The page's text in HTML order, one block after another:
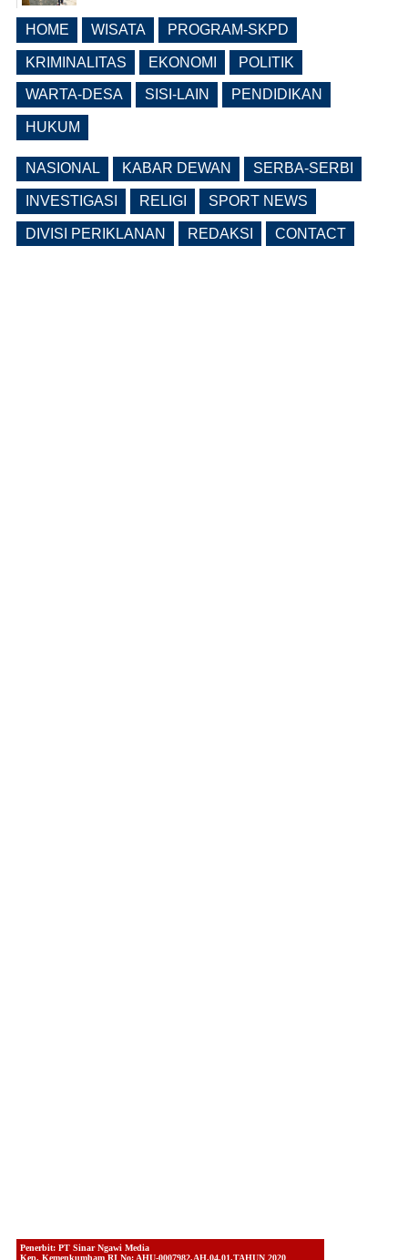
Kesadaran Warga Melalui Rembug
Pencegahan Stunting Berkelanjutan
(0 Reply(s))
HOME WISATA PROGRAM-SKPD
KRIMINALITAS EKONOMI POLITIK
WARTA-DESA SISI-LAIN PENDIDIKAN
HUKUM
NASIONAL KABAR DEWAN SERBA-SERBI
INVESTIGASI RELIGI SPORT NEWS
DIVISI PERIKLANAN REDAKSI CONTACT
Penerbit: PT Sinar Ngawi Media